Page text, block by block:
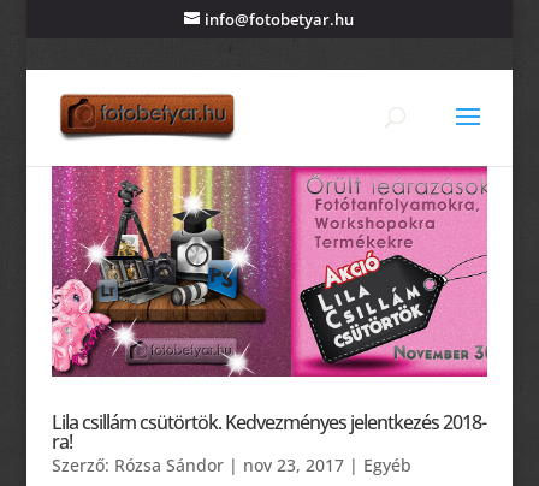
info@fotobetyar.hu
Lila csillám csütörtök. Kedvezményes jelentkezés 2018-
ra!
Szerző: Rózsa Sándor| nov 23, 2017| Egyéb